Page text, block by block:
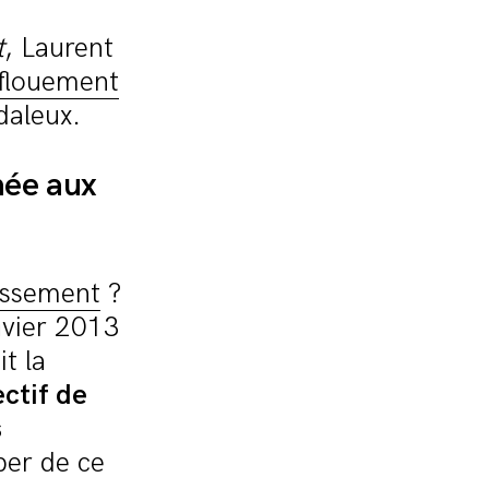
, Laurent
aux
?
2013
la
de
de ce